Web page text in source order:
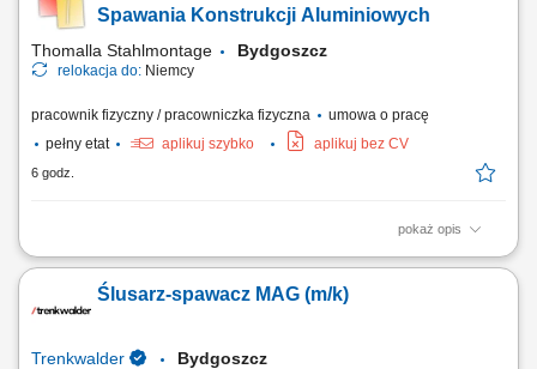
rysunkiem technicznym;
Spawania Konstrukcji Aluminiowych
Thomalla Stahlmontage Bydgoszcz
relokacja do: Niemcy
pracownik fizyczny / pracowniczka fizyczna
umowa o pracę
pełny etat
aplikuj szybko aplikuj bez CV
6 godz.
pokaż opis
wykonywanie konstrukcji aluminiowych oraz zabudów pojazdów
technicznego, cięcie i dopasowywanie elementów, szczepianie oraz
spawanie MIG 131 (puls), montaż podzespołów poprzez wiercenie i
Ślusarz-spawacz MAG (m/k)
Trenkwalder Bydgoszcz